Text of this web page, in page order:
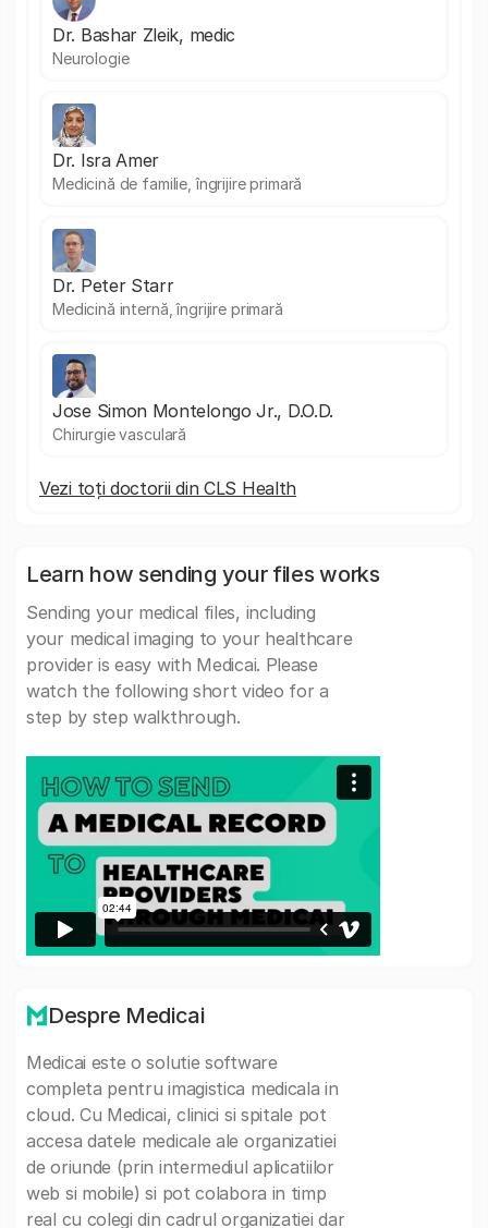
Dr. Bashar Zleik, medic
Neurologie
Dr. Isra Amer
Medicină de familie, îngrijire primară
Dr. Peter Starr
Medicină internă, îngrijire primară
Jose Simon Montelongo Jr., D.O.D.
Chirurgie vasculară
Vezi toți doctorii din CLS Health
Learn how sending your files works
Sending your medical files, including
your medical imaging to your healthcare
provider is easy with Medicai. Please
watch the following short video for a
step by step walkthrough.
Despre Medicai
Medicai este o solutie software
completa pentru imagistica medicala in
cloud. Cu Medicai, clinici si spitale pot
accesa datele medicale ale organizatiei
de oriunde (prin intermediul aplicatiilor
web si mobile) si pot colabora in timp
real cu colegi din cadrul organizatiei dar